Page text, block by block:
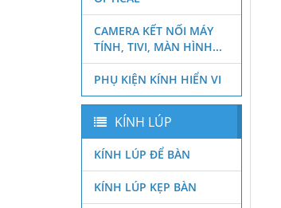
CAMERA KẾT NỐI MÁY
TÍNH, TIVI, MÀN HÌNH...
PHỤ KIỆN KÍNH HIỂN VI
KÍNH LÚP
KÍNH LÚP ĐỂ BÀN
KÍNH LÚP KẸP BÀN